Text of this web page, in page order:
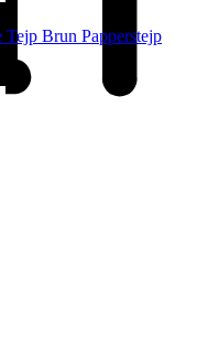
Tejp Brun Papperstejp